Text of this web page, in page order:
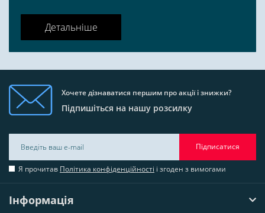
Детальніше
Хочете дізнаватися першим про акції і знижки?
Підпишіться на нашу розсилку
Підписатися
Я прочитав Політика конфіденційності і згоден з вимогами
Інформація